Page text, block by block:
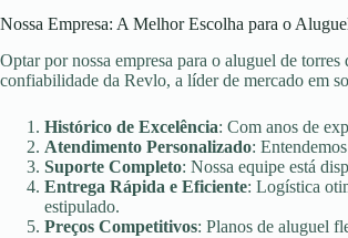
Nossa Empresa: A Melhor Escolha para o
Optar por nossa empresa para o aluguel de
confiabilidade da Revlo, a líder de mercado em
Histórico de Excelência: Com anos de
Atendimento Personalizado:
Suporte Completo: Nossa equipe está
Entrega Rápida e Eficiente: Logística
estipulado.
Preços Competitivos: Planos de aluguel